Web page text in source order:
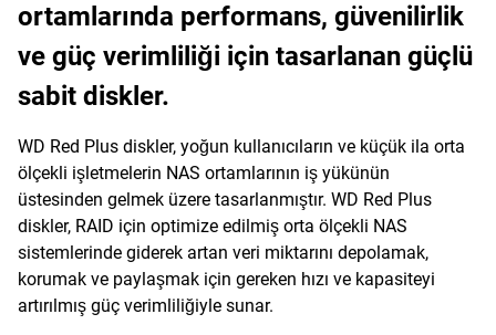
ortamlarında performans, güvenilirlik
ve güç verimliliği için tasarlanan güçlü
sabit diskler.
WD Red Plus diskler, yoğun kullanıcıların ve küçük ila orta
ölçekli işletmelerin NAS ortamlarının iş yükünün
üstesinden gelmek üzere tasarlanmıştır. WD Red Plus
diskler, RAID için optimize edilmiş orta ölçekli NAS
sistemlerinde giderek artan veri miktarını depolamak,
korumak ve paylaşmak için gereken hızı ve kapasiteyi
artırılmış güç verimliliğiyle sunar.